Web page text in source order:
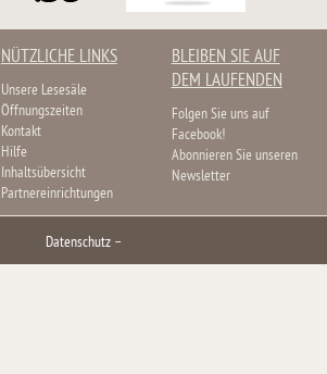
NÜTZLICHE LINKS
Unsere Lesesäle
Öffnungszeiten
Kontakt
Hilfe
Inhaltsübersicht
Partnereinrichtungen
BLEIBEN SIE AUF
DEM LAUFENDEN
Folgen Sie uns auf
Facebook!
Abonnieren Sie unseren
Newsletter
Datenschutz –